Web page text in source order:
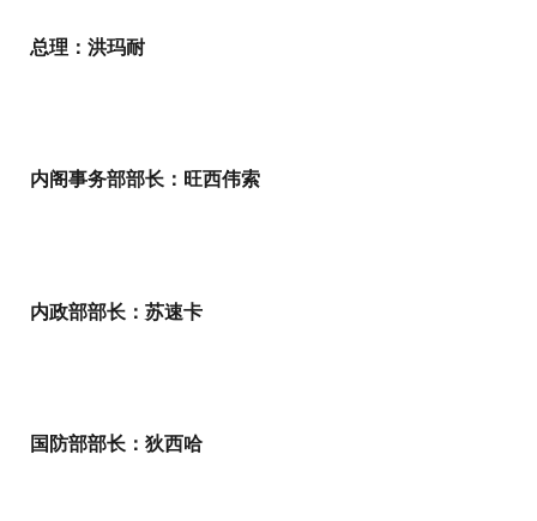
总理：洪玛耐
内阁事务部部长：旺西伟索
内政部部长：苏速卡
国防部部长：狄西哈